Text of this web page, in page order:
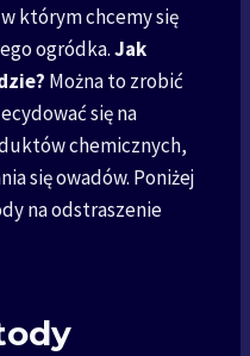
którym chcemy się
ogródka.Jak
Można to zrobić
się na
chemicznych,
się owadów. Poniżej
na odstraszenie